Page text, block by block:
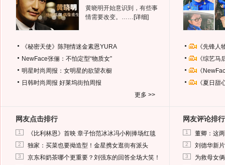
黄晓明开始意识到，有些事
情需要改变。…… [详细]
《秘密天使》陈翔情迷金素恩YURA
NewFace张俪：不怕定型“物质女”
明星时尚周报：女明星的欲望衣橱
日韩时尚周报 好莱坞街拍周报
更多 >>
《先锋
《综艺
《
《夏日
网友点击排行
1 《比利林恩》首映 章子怡范冰冰冯小刚捧场红毯
2 独家：买菜也要拗造型！金星携女逛街有派头
3 京东和奶茶哪个更重要？刘强东的回答全场大笑！
网友评论排行
1 董卿：这
2 刘德华新
3 为救母女